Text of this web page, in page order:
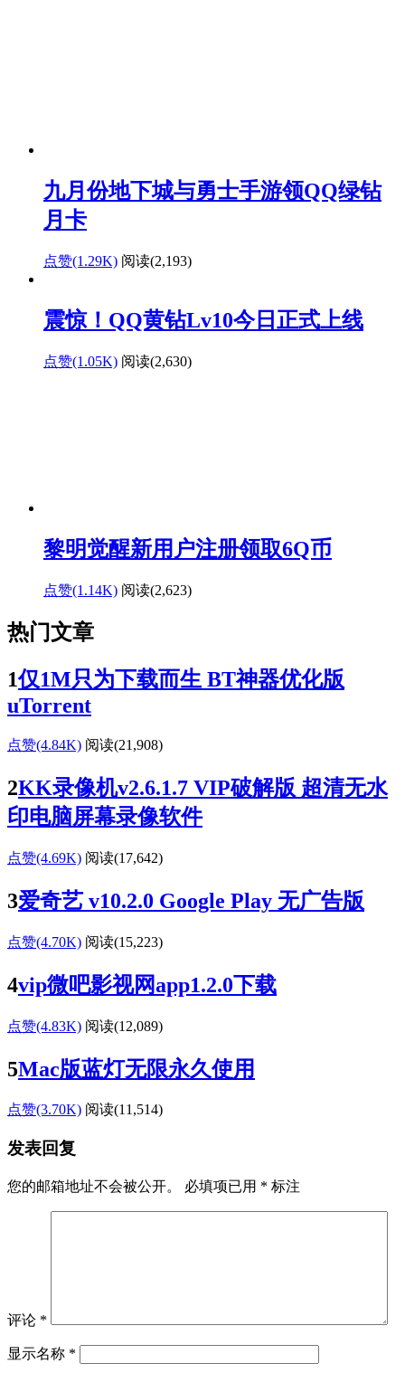
九月份地下城与勇士手游领QQ绿钻
月卡
点赞(1.29K) 阅读(2,193)
震惊！QQ黄钻Lv10今日正式上线
点赞(1.05K) 阅读(2,630)
黎明觉醒新用户注册领取6Q币
点赞(1.14K) 阅读(2,623)
热门文章
1仅1M只为下载而生 BT神器优化版
uTorrent
点赞(4.84K) 阅读(21,908)
2KK录像机v2.6.1.7 VIP破解版 超清无水
印电脑屏幕录像软件
点赞(4.69K) 阅读(17,642)
3爱奇艺 v10.2.0 Google Play 无广告版
点赞(4.70K) 阅读(15,223)
4vip微吧影视网app1.2.0下载
点赞(4.83K) 阅读(12,089)
5Mac版蓝灯无限永久使用
点赞(3.70K) 阅读(11,514)
发表回复
您的邮箱地址不会被公开。 必填项已用 * 标注
评论 *
显示名称 *